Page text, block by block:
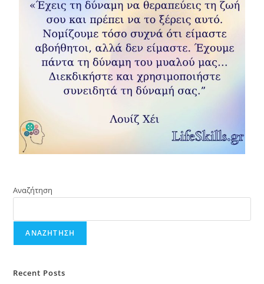
Αναζήτηση
ΑΝΑΖΉΤΗΣΗ
Recent Posts